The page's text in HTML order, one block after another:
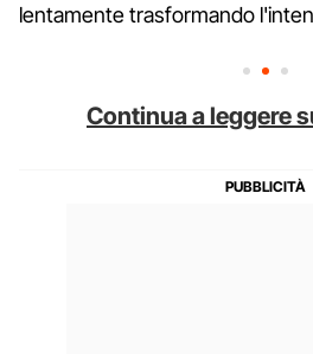
lentamente trasformando
Continua a leggere